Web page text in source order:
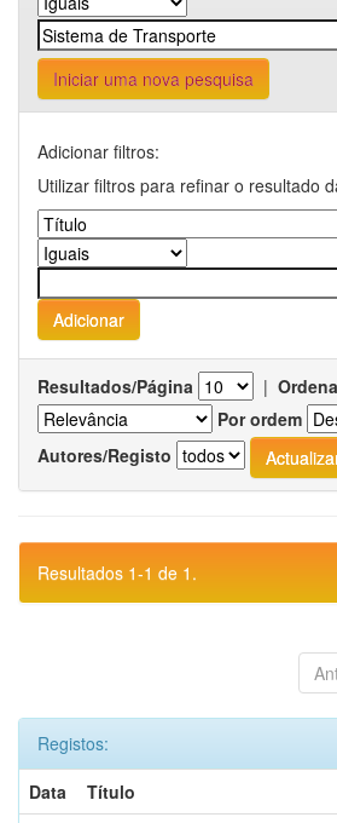
Iniciar uma nova pesquisa
Adicionar filtros:
Utilizar filtros para refinar o resultado
Resultados/Página |
Por ordem
Autores/Registo
Resultados 1-1 de 1.
Registos:
Data
Título